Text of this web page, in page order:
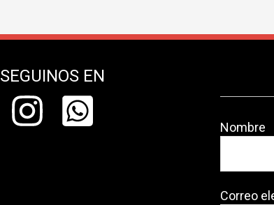
SEGUINOS EN
Nombre
Correo